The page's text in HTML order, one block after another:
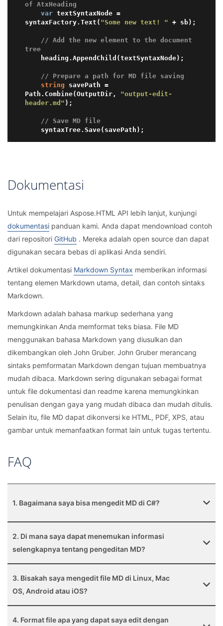
of AtxHeading
var textSyntaxNode =
syntaxFactory.Text( "Some new text! " + sb);
// Add the new element to the document
tree
// Prepare a path for MD file saving
string savePath =
Path.Combine(OutputDir, "output-edit-
header.md" );
// Save MD file
Dokumentasi
Untuk mempelajari Aspose.HTML API lebih lanjut, kunjungi
dokumentasi panduan kami. Anda dapat mendownload contoh
dari repositori GitHub . Mereka adalah open source dan dapat
digunakan secara bebas di aplikasi Anda sendiri.
Artikel dokumentasi Markdown Syntax memberikan informasi
tentang elemen Markdown utama, detail, dan contoh sintaks
Markdown.
Markdown adalah bahasa markup sederhana yang
memungkinkan Anda memformat teks biasa. File MD
menggunakan bahasa Markdown yang diusulkan dan
dikembangkan oleh John Gruber. John Gruber merancang
sintaks pemformatan Markdown dengan tujuan membuatnya
mudah dibaca. Markdown sering digunakan sebagai format
untuk file dokumentasi dan readme karena memungkinkan
penulisan dengan gaya yang mudah dibaca dan mudah ditulis.
Selain itu, file MD dapat dikonversi ke HTML, PDF, XPS, atau
gambar untuk memanfaatkan format lain untuk tugas tertentu.
FAQ
1. Bagaimana saya bisa mengedit MD di C#?
2. Di mana saya dapat menemukan informasi
selengkapnya tentang pengeditan MD?
3. Bisakah saya mengedit file MD di Linux, Mac
OS, Android atau iOS?
4. Format file apa yang dapat saya edit dengan